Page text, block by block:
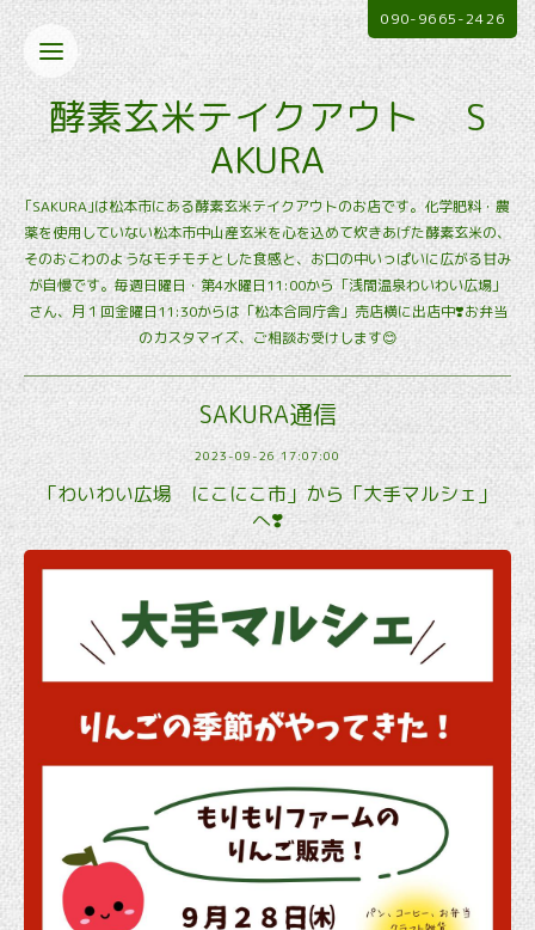
酵素玄米テイクアウト S
AKURA
｢SAKURA｣は松本市にある酵素玄米テイクアウトのお店です。化学肥料・農
薬を使用していない松本市中山産玄米を心を込めて炊きあげた酵素玄米の、
そのおこわのようなモチモチとした食感と、お口の中いっぱいに広がる甘み
が自慢です。毎週日曜日・第4水曜日11:00から「浅間温泉わいわい広場」
さん、月１回金曜日11:30からは「松本合同庁舎」売店横に出店中❣️お弁当
のカスタマイズ、ご相談お受けします😊
090-9665-2426
SAKURA通信
2023-09-26 17:07:00
「わいわい広場 にこにこ市」から「大手マルシェ」
へ❣️